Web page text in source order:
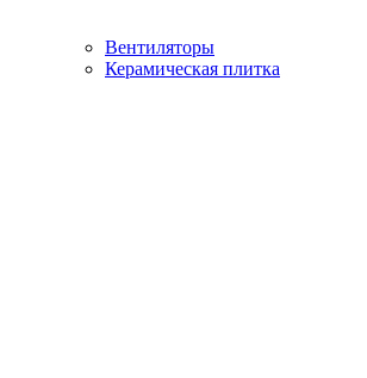
Вентиляторы
Керамическая плитка